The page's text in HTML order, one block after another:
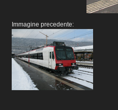
Immagine precedente: